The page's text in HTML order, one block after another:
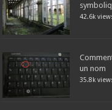
42.6k
un nom
35.8k